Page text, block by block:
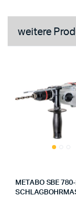
weitere
METABO SBE